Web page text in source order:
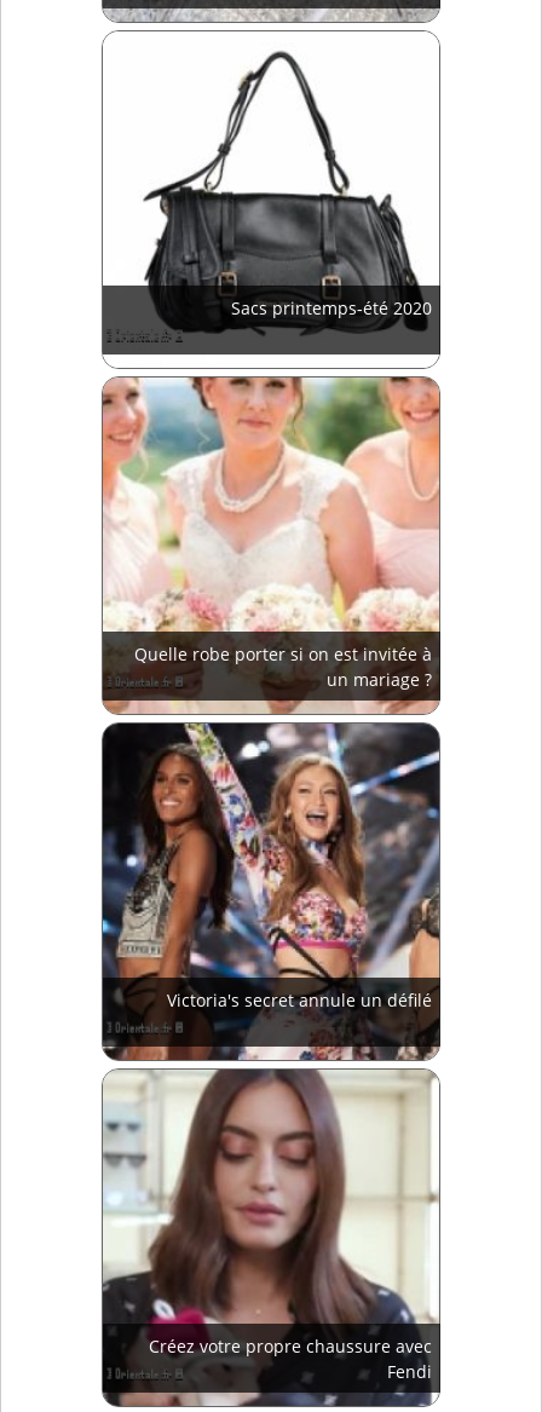
Sacs printemps-été 2020
Quelle robe porter si on est invitée à
un mariage ?
Victoria's secret annule un défilé
Créez votre propre chaussure avec
Fendi